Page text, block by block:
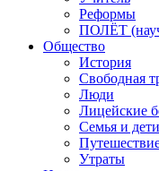
Реформы
ПОЛЁТ
Общество
История
Свободная
Люди
Лицейские
Семья и дети
Утраты